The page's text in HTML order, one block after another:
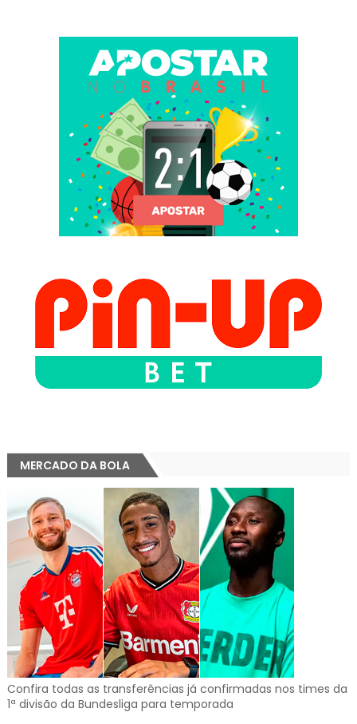
MERCADO DA BOLA
Confira todas as transferências já confirmadas nos times da
1ª divisão da Bundesliga para temporada